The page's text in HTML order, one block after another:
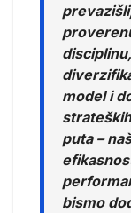
model i
puta –
bismo